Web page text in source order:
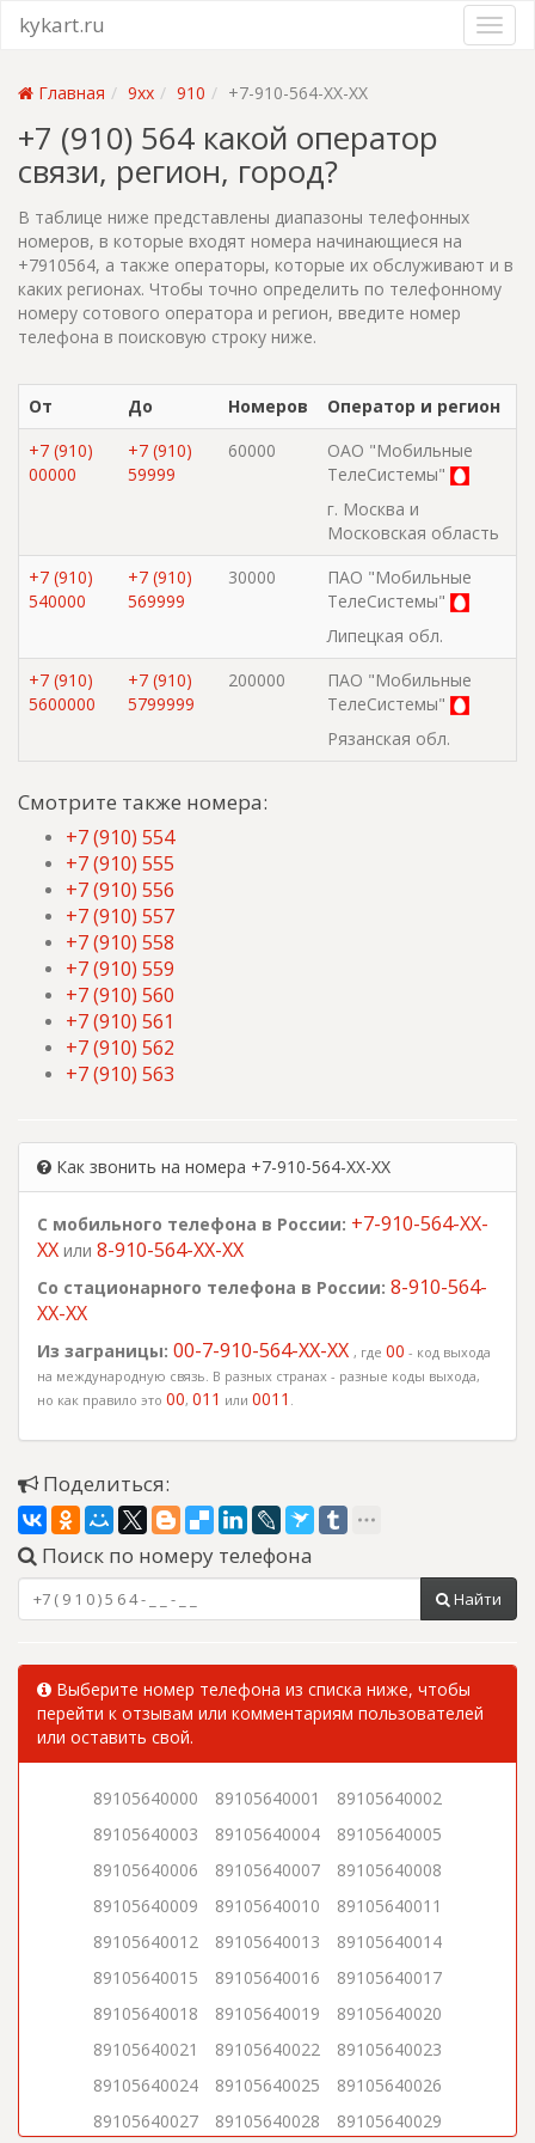
kykart.ru
Главная 9xx 910 +7-910-564-XX-XX
+7 (910) 564 какой оператор
связи, регион, город?
В таблице ниже представлены диапазоны телефонных
номеров, в которые входят номера начинающиеся на
+7910564, а также операторы, которые их обслуживают и в
каких регионах. Чтобы точно определить по телефонному
номеру сотового оператора и регион, введите номер
телефона в поисковую строку ниже.
От До Номеров
Оператор и регион
+7 (910)
00000
+7 (910)
59999
60000
ОАО "Мобильные
ТелеСистемы"
г. Москва и
Московская область
+7 (910)
540000
+7 (910)
569999
30000
ПАО "Мобильные
ТелеСистемы"
Липецкая обл.
+7 (910)
5600000
+7 (910)
5799999
200000
ПАО "Мобильные
ТелеСистемы"
Рязанская обл.
Смотрите также номера:
+7 (910) 554
+7 (910) 555
+7 (910) 556
+7 (910) 557
+7 (910) 558
+7 (910) 559
+7 (910) 560
+7 (910) 561
+7 (910) 562
+7 (910) 563
Как звонить на номера +7-910-564-XX-XX
С мобильного телефона в России: +7-910-564-XX-
XX или 8-910-564-XX-XX
Со стационарного телефона в России: 8-910-564-
XX-XX
Из заграницы: 00-7-910-564-XX-XX , где 00 - код выхода
на международную связь. В разных странах - разные коды выхода,
но как правило это 00, 011 или 0011 .
Поделиться:
Поиск по номеру телефона
Найти
Выберите номер телефона из списка ниже, чтобы
перейти к отзывам или комментариям пользователей
или оставить свой.
89105640000 89105640001
89105640002
89105640003
89105640004
89105640005
89105640006
89105640007
89105640008
89105640009
89105640010
89105640011
89105640012
89105640013
89105640014
89105640015
89105640016
89105640017
89105640018
89105640019
89105640020
89105640021
89105640022
89105640023
89105640024
89105640025
89105640026
89105640027
89105640028 89105640029